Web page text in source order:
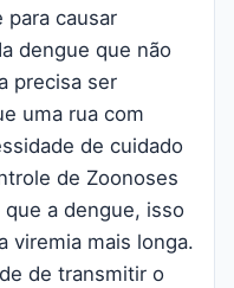
para causar
dengue que não
precisa ser
uma rua com
de cuidado
de Zoonoses
a dengue, isso
viremia mais longa.
de transmitir o